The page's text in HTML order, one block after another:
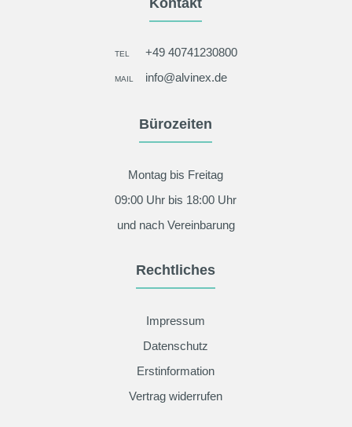
Kontakt
TEL +49 40741230800
MAIL info@alvinex.de
Bürozeiten
Montag bis Freitag
09:00 Uhr bis 18:00 Uhr
und nach Vereinbarung
Rechtliches
Impressum
Datenschutz
Erstinformation
Vertrag widerrufen